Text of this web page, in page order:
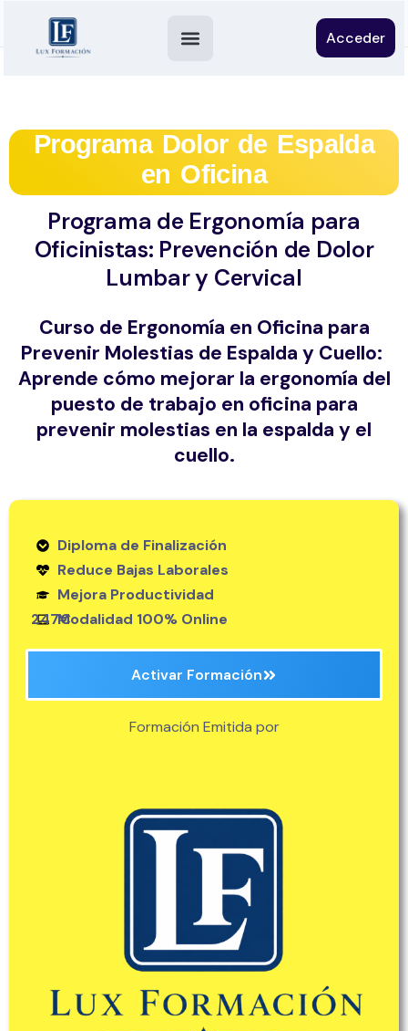
Acceder
Programa Dolor de Espalda
en Oficina
Programa de Ergonomía para
Oficinistas: Prevención de Dolor
Lumbar y Cervical
Curso de Ergonomía en Oficina para
Prevenir Molestias de Espalda y Cuello:
Aprende cómo mejorar la ergonomía del
puesto de trabajo en oficina para
prevenir molestias en la espalda y el
cuello.
Diploma de Finalización
Reduce Bajas Laborales
Mejora Productividad
Modalidad 100% Online
247€
Activar Formación
Formación Emitida por